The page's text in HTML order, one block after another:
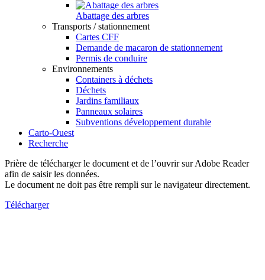
Abattage des arbres
Transports / stationnement
Cartes CFF
Demande de macaron de stationnement
Permis de conduire
Environnements
Containers à déchets
Déchets
Jardins familiaux
Panneaux solaires
Subventions développement durable
Carto-Ouest
Recherche
Prière de télécharger le document et de l’ouvrir sur Adobe Reader
afin de saisir les données.
Le document ne doit pas être rempli sur le navigateur directement.
Télécharger